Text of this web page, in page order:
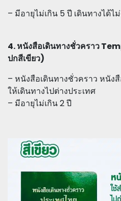
– มีอายุไม่เกิน 5 ปี เดินทางได้ไ
4. หนังสือเดินทางชั่วคราว
ปกสีเขียว)
– หนังสือเดินทางชั่วคราว หนัง
ให้เดินทางไปต่างประเทศ
– มีอายุไม่เกิน 2 ปี